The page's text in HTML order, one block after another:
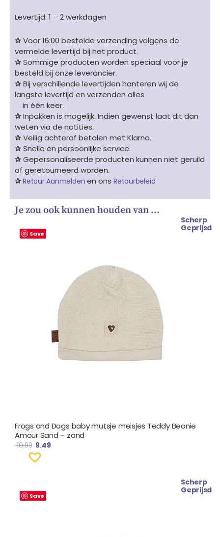
Levertijd: 1 – 2 werkdagen
✰Voor 16:00 bestelde verzending volgens de
vermelde levertijd bij het product.
✰Sommige producten worden speciaal voor je
besteld bij onze leverancier.
✰Bij verschillende levertijden hanteren wij de
langste levertijd en verzenden alles
in één keer.
✰Inpakken is mogelijk. Indien gewenst laat dit dan
weten via de notities.
✰Veilig achteraf betalen met Klarna.
✰Snelle en persoonlijke service.
✰Gepersonaliseerde producten kunnen niet geruild
of geretourneerd worden.
✰Retour Aanmelden en ons Retourbeleid
Je zou ook kunnen houden van …
Save
Scherp
Geprijsd
Frogs and Dogs baby mutsje meisjes Teddy Beanie
Amour Sand – zand
10.99
prijs
9.49
Save
Scherp
Geprijsd